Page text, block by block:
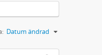
Datum ändrad